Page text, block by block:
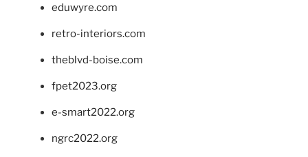
eduwyre.com
retro-interiors.com
theblvd-boise.com
fpet2023.org
e-smart2022.org
ngrc2022.org